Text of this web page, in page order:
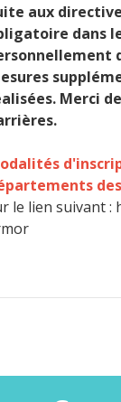
aux
dans
Merci
le lien suivant :